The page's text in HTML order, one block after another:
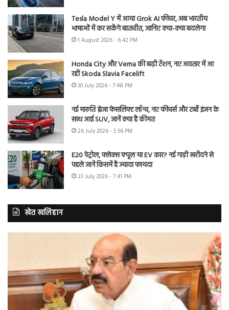
Tesla Model Y में आया Grok AI फीचर, अब भारतीय
भाषाओं में कर सकेंगे बातचीत, जानिए क्या-क्या बदलेगा
1 August 2026 - 6:42 PM
Honda City और Verna की बढ़ी टेंशन, नए अवतार में आ
रही Skoda Slavia Facelift
30 July 2026 - 7:48 PM
नई मारुति ब्रेजा फेसलिफ्ट लॉन्च, नए फीचर्स और टर्बो इंजन के
साथ आई SUV, जानें क्या है कीमत
26 July 2026 - 3:56 PM
E20 पेट्रोल, फ्लेक्स फ्यूल या EV कार? नई गाड़ी खरीदने से
पहले जानें किसमें है ज्यादा फायदा
23 July 2026 - 7:41 PM
खेत खलिहान